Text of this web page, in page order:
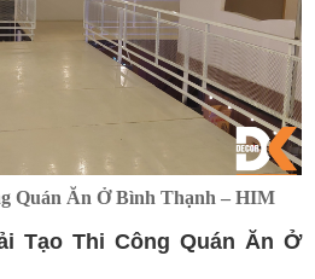
Quán Ăn Ở Bình Thạnh – HIM
Tạo Thi Công Quán Ăn Ở